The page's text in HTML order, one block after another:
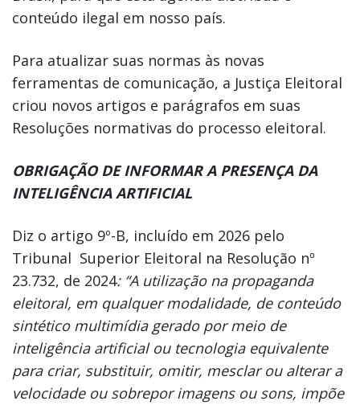
conteúdo ilegal em nosso país.
Para atualizar suas normas às novas
ferramentas de comunicação, a Justiça Eleitoral
criou novos artigos e parágrafos em suas
Resoluções normativas do processo eleitoral.
OBRIGAÇÃO DE INFORMAR A PRESENÇA DA
INTELIGÊNCIA ARTIFICIAL
Diz o artigo 9º-B, incluído em 2026 pelo
Tribunal Superior Eleitoral na Resolução nº
23.732, de 2024: “A utilização na propaganda
eleitoral, em qualquer modalidade, de conteúdo
sintético multimídia gerado por meio de
inteligência artificial ou tecnologia equivalente
para criar, substituir, omitir, mesclar ou alterar a
velocidade ou sobrepor imagens ou sons, impõe